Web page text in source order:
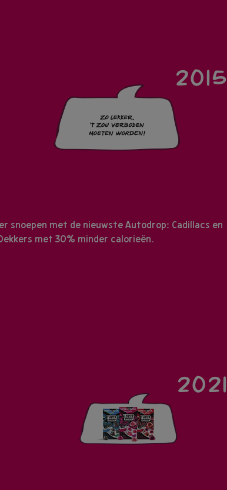
2015
snoepen met de nieuwste Autodrop: Cadillacs en
met 30% minder calorieën.
2021